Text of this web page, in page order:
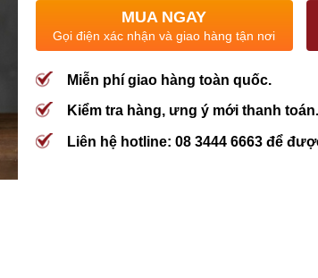
MUA NGAY
Gọi điện xác nhận và giao hàng tận nơi
Miễn phí giao hàng toàn quốc.
Kiểm tra hàng, ưng ý mới thanh toán.
Liên hệ hotline: 08 3444 6663 để